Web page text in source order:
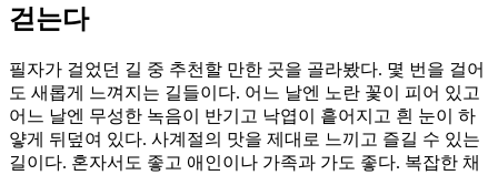
걷는다
필자가 걸었던 길 중 추천할 만한 곳을 골라봤다. 몇 번을 걸어
도 새롭게 느껴지는 길들이다. 어느 날엔 노란 꽃이 피어 있고
어느 날엔 무성한 녹음이 반기고 낙엽이 흩어지고 흰 눈이 하
얗게 뒤덮여 있다. 사계절의 맛을 제대로 느끼고 즐길 수 있는
길이다. 혼자서도 좋고 애인이나 가족과 가도 좋다. 복잡한 채